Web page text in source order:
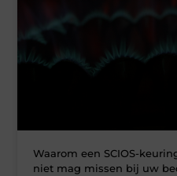
Waarom een SCIOS-
niet mag missen bij uw